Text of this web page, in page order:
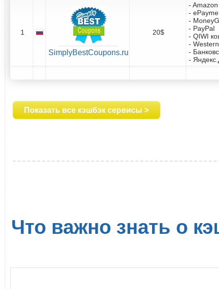
1
SimplyBestCoupons.ru
20$
-
-
-
- PayPal
- QIWI
-
-
-
Показать все кэшбэк сервисы >
Что важно знать о